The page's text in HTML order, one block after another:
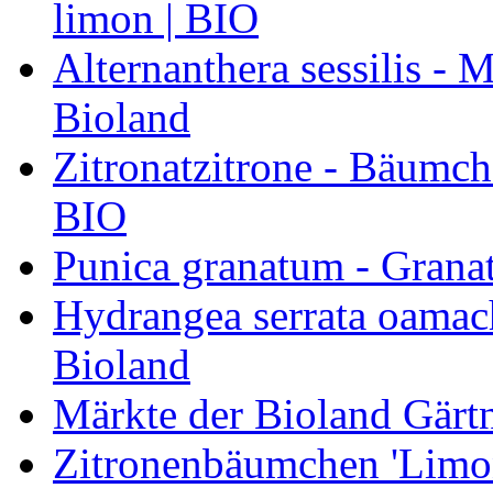
limon | BIO
Alternanthera sessilis -
Bioland
Zitronatzitrone -
BIO
Punica granatum -
Hydrangea serrata
Bioland
Märkte der Bioland
Zitronenbäumchen